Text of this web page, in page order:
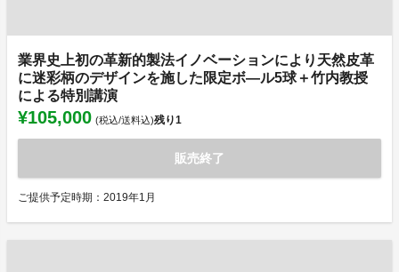
業界史上初の革新的製法イノベーションにより天然皮革
に迷彩柄のデザインを施した限定ボ―ル5球＋竹内教授
による特別講演
¥105,000 (税込/送料込)残り1
販売終了
ご提供予定時期：2019年1月